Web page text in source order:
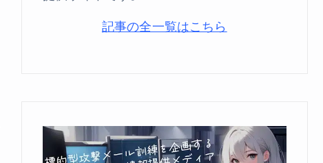
記事の全一覧はこちら